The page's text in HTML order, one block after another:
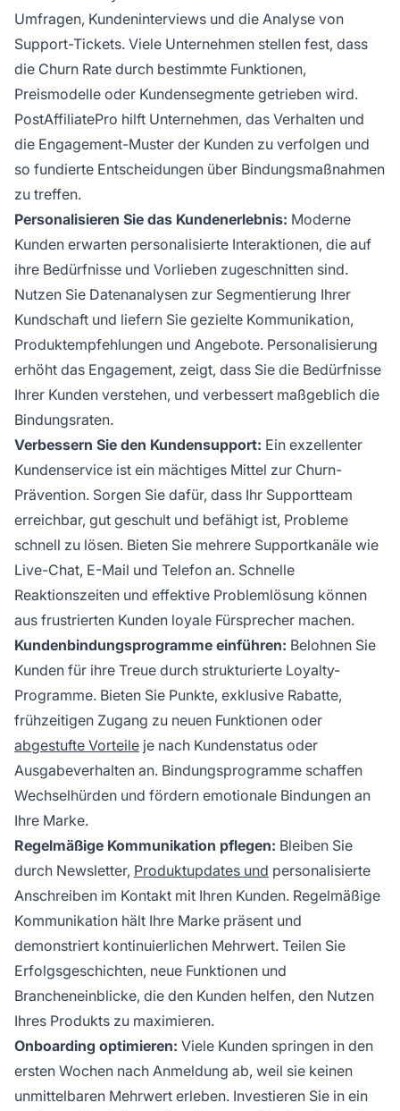
Umfragen, Kundeninterviews und die Analyse von
Support-Tickets. Viele Unternehmen stellen fest, dass
die Churn Rate durch bestimmte Funktionen,
Preismodelle oder Kundensegmente getrieben wird.
PostAffiliatePro hilft Unternehmen, das Verhalten und
die Engagement-Muster der Kunden zu verfolgen und
so fundierte Entscheidungen über Bindungsmaßnahmen
zu treffen.
Personalisieren Sie das Kundenerlebnis: Moderne
Kunden erwarten personalisierte Interaktionen, die auf
ihre Bedürfnisse und Vorlieben zugeschnitten sind.
Nutzen Sie Datenanalysen zur Segmentierung Ihrer
Kundschaft und liefern Sie gezielte Kommunikation,
Produktempfehlungen und Angebote. Personalisierung
erhöht das Engagement, zeigt, dass Sie die Bedürfnisse
Ihrer Kunden verstehen, und verbessert maßgeblich die
Bindungsraten.
Verbessern Sie den Kundensupport: Ein exzellenter
Kundenservice ist ein mächtiges Mittel zur Churn-
Prävention. Sorgen Sie dafür, dass Ihr Supportteam
erreichbar, gut geschult und befähigt ist, Probleme
schnell zu lösen. Bieten Sie mehrere Supportkanäle wie
Live-Chat, E-Mail und Telefon an. Schnelle
Reaktionszeiten und effektive Problemlösung können
aus frustrierten Kunden loyale Fürsprecher machen.
Kundenbindungsprogramme einführen: Belohnen Sie
Kunden für ihre Treue durch strukturierte Loyalty-
Programme. Bieten Sie Punkte, exklusive Rabatte,
frühzeitigen Zugang zu neuen Funktionen oder
abgestufte Vorteile je nach Kundenstatus oder
Ausgabeverhalten an. Bindungsprogramme schaffen
Wechselhürden und fördern emotionale Bindungen an
Ihre Marke.
Regelmäßige Kommunikation pflegen: Bleiben Sie
durch Newsletter, Produktupdates und personalisierte
Anschreiben im Kontakt mit Ihren Kunden. Regelmäßige
Kommunikation hält Ihre Marke präsent und
demonstriert kontinuierlichen Mehrwert. Teilen Sie
Erfolgsgeschichten, neue Funktionen und
Brancheneinblicke, die den Kunden helfen, den Nutzen
Ihres Produkts zu maximieren.
Onboarding optimieren: Viele Kunden springen in den
ersten Wochen nach Anmeldung ab, weil sie keinen
unmittelbaren Mehrwert erleben. Investieren Sie in ein